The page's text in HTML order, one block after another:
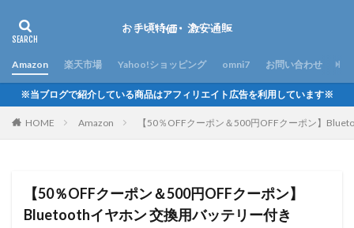
Amazon 楽天市場 Yahoo!ショッピング omni7 お問い合わせ
※当ブログで紹介している商品はアフィリエイト広告を利用しています※
HOME Amazon 【50％OFFクーポン＆500円OFFクーポン】
【50％OFFクーポン＆500円OFFクーポン】
Bluetoothイヤホン 交換用バッテリー付き